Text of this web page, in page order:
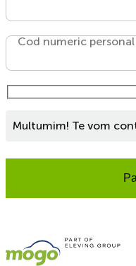
Cod numeric personal
Multumim! Te vom